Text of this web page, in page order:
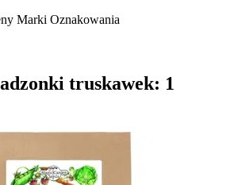
Marki Oznakowania
truskawek: 1